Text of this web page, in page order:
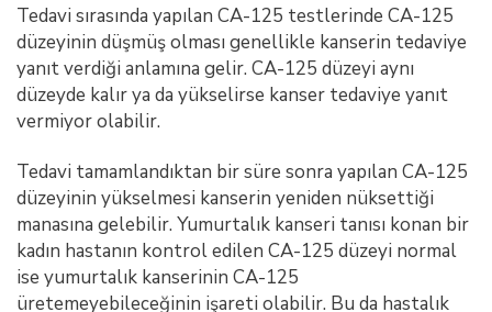
Tedavi sırasında yapılan CA-125 testlerinde CA-125
düzeyinin düşmüş olması genellikle kanserin tedaviye
yanıt verdiği anlamına gelir. CA-125 düzeyi aynı
düzeyde kalır ya da yükselirse kanser tedaviye yanıt
vermiyor olabilir.
Tedavi tamamlandıktan bir süre sonra yapılan CA-125
düzeyinin yükselmesi kanserin yeniden nüksettiği
manasına gelebilir. Yumurtalık kanseri tanısı konan bir
kadın hastanın kontrol edilen CA-125 düzeyi normal
ise yumurtalık kanserinin CA-125
üretemeyebileceğinin işareti olabilir. Bu da hastalık